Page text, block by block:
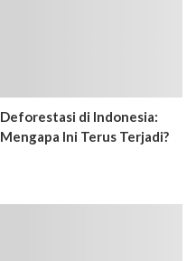
Deforestasi di Indonesia:
Mengapa Ini Terus Terjadi?